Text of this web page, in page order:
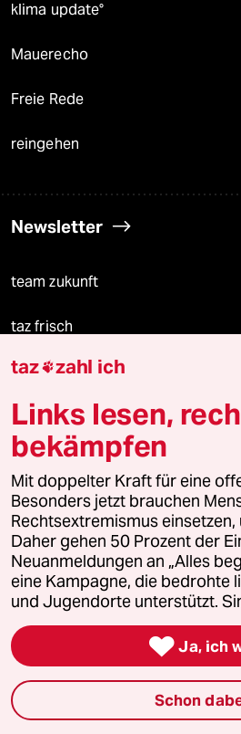
klima update°
Mauerecho
Freie Rede
reingehen
Newsletter
team zukunft
taz frisch
taz zahl ich
taz lab Infobrief
Veranstaltungen
Demnächst
Vor Ort
Live im Stream
Vergangene
taz zahl ich
Links lesen,
bekämpfen
Mit doppelter Kraft für eine
Besonders jetzt brauchen
Rechtsextremismus
Daher gehen 50 Prozent der
Neuanmeldungen an „Alles
eine Kampagne, die bedrohte
und Jugendorte unterstützt.
 Ja, ich
Schon